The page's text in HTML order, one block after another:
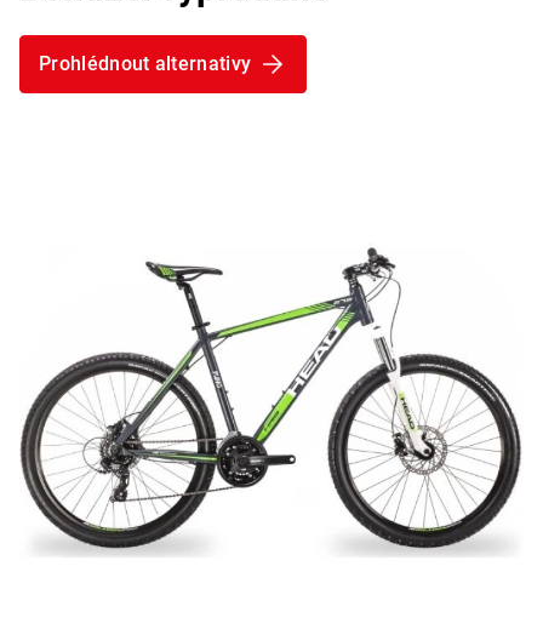
Prohlédnout alternativy